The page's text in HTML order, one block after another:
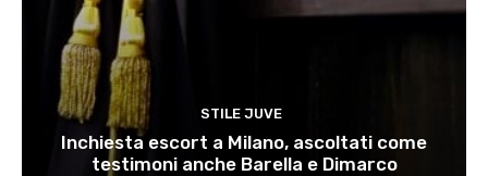
STILE JUVE
Inchiesta escort a Milano, ascoltati come
testimoni anche Barella e Dimarco